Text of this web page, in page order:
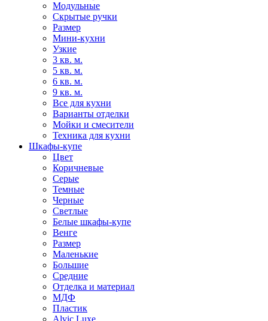
Модульные
Скрытые ручки
Размер
Мини-кухни
Узкие
3 кв. м.
5 кв. м.
6 кв. м.
9 кв. м.
Все для кухни
Варианты отделки
Мойки и смесители
Техника для кухни
Шкафы-купе
Цвет
Коричневые
Серые
Темные
Черные
Светлые
Белые шкафы-купе
Венге
Размер
Маленькие
Большие
Средние
Отделка и материал
МДФ
Пластик
Alvic Luxe